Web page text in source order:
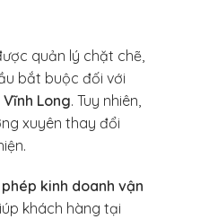
quản lý chặt chẽ,
bắt buộc đối với
Vĩnh Long. Tuy nhiên,
xuyên thay đổi
kinh doanh vận
khách hàng tại